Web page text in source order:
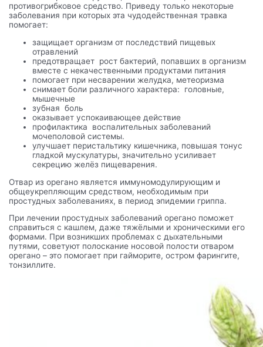
противогрибковое средство. Приведу только некоторые
заболевания при которых эта чудодейственная травка
помогает:
защищает организм от последствий пищевых
отравлений
предотвращает рост бактерий, попавших в организм
вместе с некачественными продуктами питания
помогает при несварении желудка, метеоризма
снимает боли различного характера: головные,
мышечные
зубная боль
оказывает успокаивающее действие
профилактика воспалительных заболеваний
мочеполовой системы.
улучшает перистальтику кишечника, повышая тонус
гладкой мускулатуры, значительно усиливает
секрецию желёз пищеварения.
Отвар из орегано является иммуномодулирующим и
общеукрепляющим средством, необходимым при
простудных заболеваниях, в период эпидемии гриппа.
При лечении простудных заболеваний орегано поможет
справиться с кашлем, даже тяжёлыми и хроническими его
формами. При возникших проблемах с дыхательными
путями, советуют полоскание носовой полости отваром
орегано – это помогает при гайморите, остром фарингите,
тонзиллите.